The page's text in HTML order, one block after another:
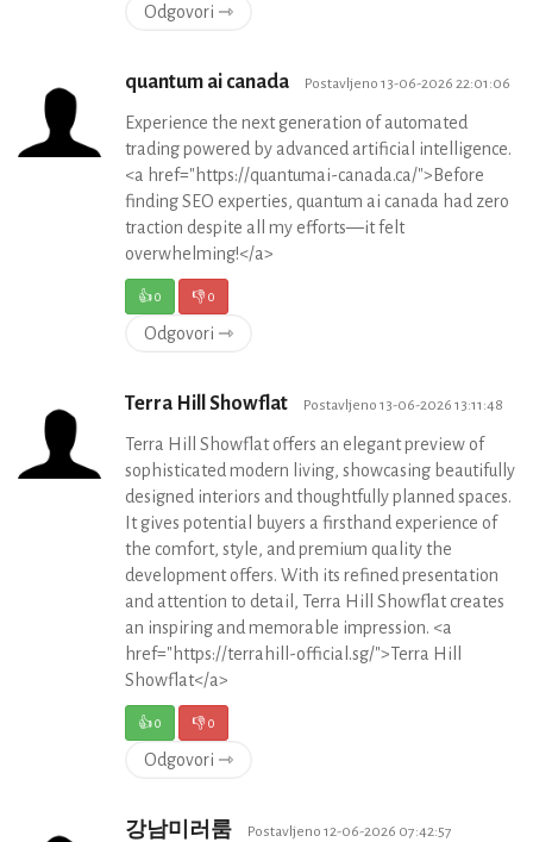
Odgovori ⇾
quantum ai canada Postavljeno 13-06-2026 22:01:06
Experience the next generation of automated
trading powered by advanced artificial intelligence.
<a href="https://quantumai-canada.ca/">Before
finding SEO experties, quantum ai canada had zero
traction despite all my efforts—it felt
overwhelming!</a>
👍0 👎0
Odgovori ⇾
Terra Hill Showflat Postavljeno 13-06-2026 13:11:48
Terra Hill Showflat offers an elegant preview of
sophisticated modern living, showcasing beautifully
designed interiors and thoughtfully planned spaces.
It gives potential buyers a firsthand experience of
the comfort, style, and premium quality the
development offers. With its refined presentation
and attention to detail, Terra Hill Showflat creates
an inspiring and memorable impression. <a
href="https://terrahill-official.sg/">Terra Hill
Showflat</a>
👍0 👎0
Odgovori ⇾
강남미러룸 Postavljeno 12-06-2026 07:42:57